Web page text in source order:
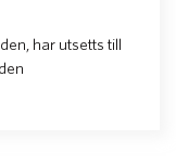
har utsetts till